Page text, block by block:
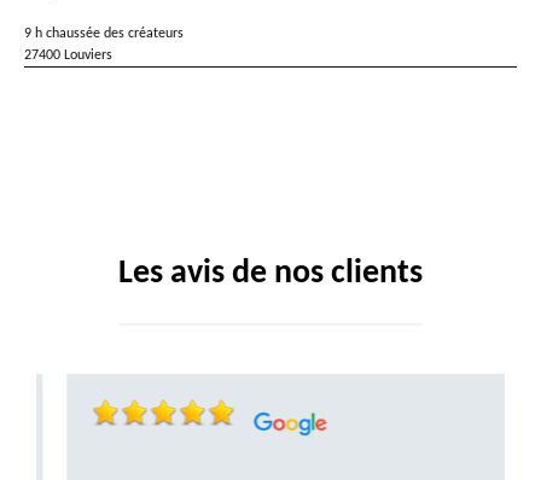
9 h chaussée des créateurs
27400 Louviers
Les avis de nos clients